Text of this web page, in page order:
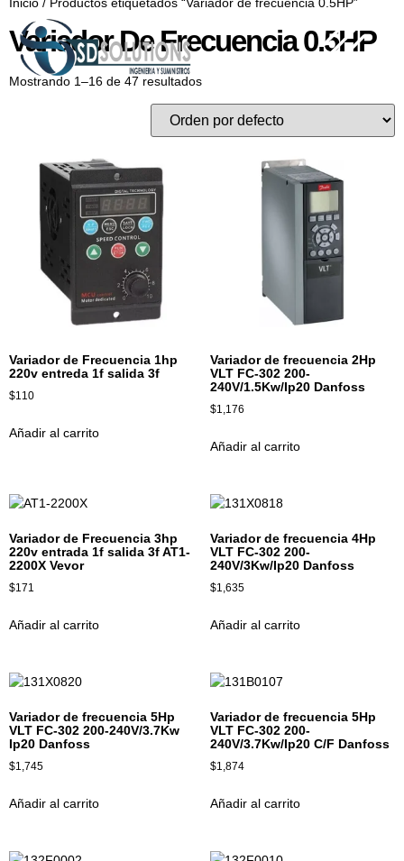
Variador De Frecuencia 0.5HP
Mostrando 1–16 de 47 resultados
Variador de Frecuencia 1hp
220v entreda 1f salida 3f
$110
Añadir al carrito
Variador de frecuencia 2Hp
VLT FC-302 200-
240V/1.5Kw/Ip20 Danfoss
$1,176
Añadir al carrito
Variador de Frecuencia 3hp
220v entrada 1f salida 3f AT1-
2200X Vevor
$171
Añadir al carrito
Variador de frecuencia 4Hp
VLT FC-302 200-
240V/3Kw/Ip20 Danfoss
$1,635
Añadir al carrito
Variador de frecuencia 5Hp
VLT FC-302 200-240V/3.7Kw
Ip20 Danfoss
$1,745
Añadir al carrito
Variador de frecuencia 5Hp
VLT FC-302 200-
240V/3.7Kw/Ip20 C/F Danfoss
$1,874
Añadir al carrito